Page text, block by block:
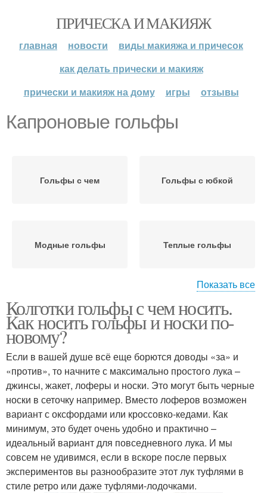
ПРИЧЕСКА И МАКИЯЖ
главная новости
виды макияжа и причесок
как делать прически и макияж
прически и макияж на дому
игры отзывы
Капроновые гольфы
Гольфы с чем Гольфы с юбкой
Модные гольфы Теплые гольфы
Спортивные гольфы Вязаные гольфы
Мужские гольфы Гольфы из колготок
Колготки с гольфами Гольфы из старых
Показать все
Колготки гольфы с чем носить.
Как носить гольфы и носки по-
новому?
Если в вашей душе всё еще борются доводы «за» и
«против», то начните с максимально простого лука –
джинсы, жакет, лоферы и носки. Это могут быть черные
носки в сеточку например. Вместо лоферов возможен
вариант с оксфордами или кроссовко-кедами. Как
минимум, это будет очень удобно и практично –
идеальный вариант для повседневного лука. И мы
совсем не удивимся, если в вскоре после первых
экспериментов вы разнообразите этот лук туфлями в
стиле ретро или даже туфлями-лодочками.